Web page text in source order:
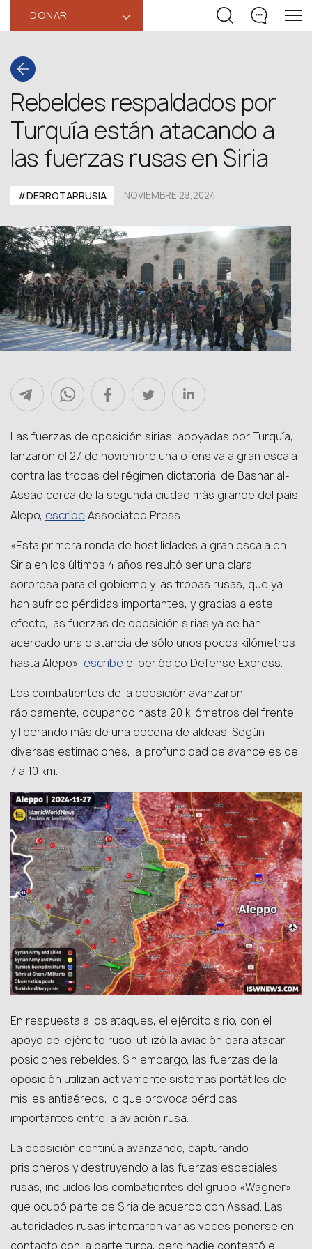
DONAR ‹
Rebeldes respaldados por
Turquía están atacando a
las fuerzas rusas en Siria
#DERROTARRUSIA NOVIEMBRE 29,2024
Las fuerzas de oposición sirias, apoyadas por Turquía,
lanzaron el 27 de noviembre una ofensiva a gran escala
contra las tropas del régimen dictatorial de Bashar al-
Assad cerca de la segunda ciudad más grande del país,
Alepo, escribeAssociated Press.
«Esta primera ronda de hostilidades a gran escala en
Siria en los últimos 4 años resultó ser una clara
sorpresa para el gobierno y las tropas rusas, que ya
han sufrido pérdidas importantes, y gracias a este
efecto, las fuerzas de oposición sirias ya se han
acercado una distancia de sólo unos pocos kilómetros
hasta Alepo», escribe el periódico Defense Express.
Los combatientes de la oposición avanzaron
rápidamente, ocupando hasta 20 kilómetros del frente
y liberando más de una docena de aldeas. Según
diversas estimaciones, la profundidad de avance es de
7 a 10 km.
En respuesta a los ataques, el ejército sirio, con el
apoyo del ejército ruso, utilizó la aviación para atacar
posiciones rebeldes. Sin embargo, las fuerzas de la
oposición utilizan activamente sistemas portátiles de
misiles antiaéreos, lo que provoca pérdidas
importantes entre la aviación rusa.
La oposición continúa avanzando, capturando
prisioneros y destruyendo a las fuerzas especiales
rusas, incluidos los combatientes del grupo «Wagner»,
que ocupó parte de Siria de acuerdo con Assad. Las
autoridades rusas intentaron varias veces ponerse en
contacto con la parte turca, pero nadie contestó el